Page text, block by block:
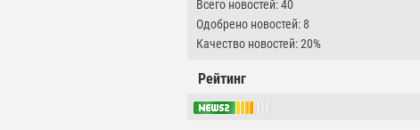
Всего новостей: 40
Одобрено новостей: 8
Качество новостей: 20%
Рейтинг